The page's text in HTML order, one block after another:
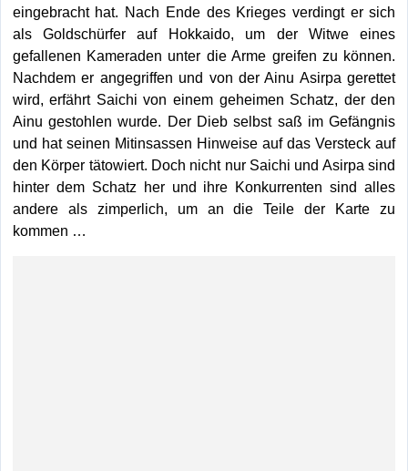
eingebracht hat. Nach Ende des Krieges verdingt er sich
als Goldschürfer auf Hokkaido, um der Witwe eines
gefallenen Kameraden unter die Arme greifen zu können.
Nachdem er angegriffen und von der Ainu Asirpa gerettet
wird, erfährt Saichi von einem geheimen Schatz, der den
Ainu gestohlen wurde. Der Dieb selbst saß im Gefängnis
und hat seinen Mitinsassen Hinweise auf das Versteck auf
den Körper tätowiert. Doch nicht nur Saichi und Asirpa sind
hinter dem Schatz her und ihre Konkurrenten sind alles
andere als zimperlich, um an die Teile der Karte zu
kommen …